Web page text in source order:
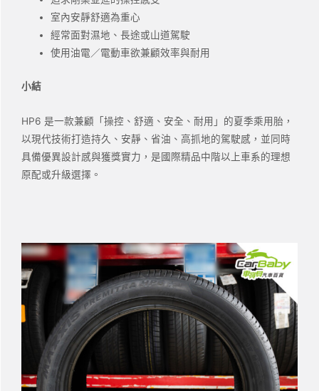
室內安靜舒適為重心
經常面對濕地、長途或山道駕駛
使用油電／電動車欲兼顧效率與耐用
小結
HP6 是一款兼顧「操控、舒適、安全、耐用」的夏季乘用胎，
以現代技術打造持久、安靜、省油、高抓地的駕駛感，並同時
具備優異設計感與獲獎實力，是國際精品中階以上車系的理想
原配或升級選擇。